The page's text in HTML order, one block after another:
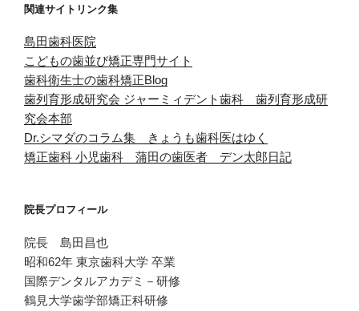
関連サイトリンク集
島田歯科医院
こどもの歯並び矯正専門サイト
歯科衛生士の歯科矯正Blog
歯列育形成研究会 ジャーミィデント歯科 歯列育形成研
究会本部
Dr.シマダのコラム集 きょうも歯科医はゆく
矯正歯科 小児歯科 蒲田の歯医者 デン太郎日記
院長プロフィール
院長 島田昌也
昭和62年 東京歯科大学 卒業
国際デンタルアカデミ－研修
鶴見大学歯学部矯正科研修